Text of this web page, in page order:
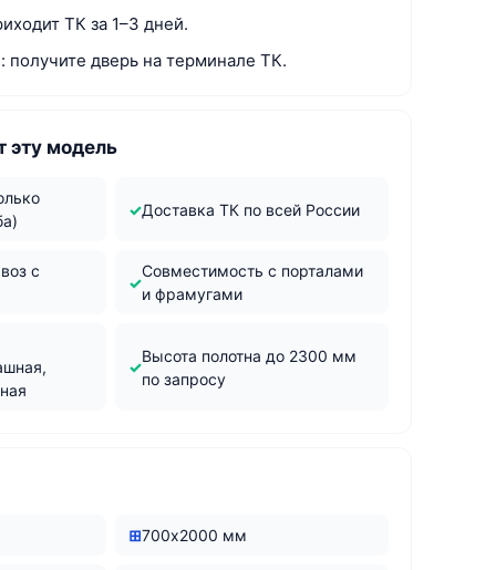
ТК за 1–3 дней.
получите дверь на терминале ТК.
эту модель
Доставка ТК по всей России
с
Совместимость с порталами
и фрамугами
Высота полотна до 2300 мм
по запросу
700х2000 мм